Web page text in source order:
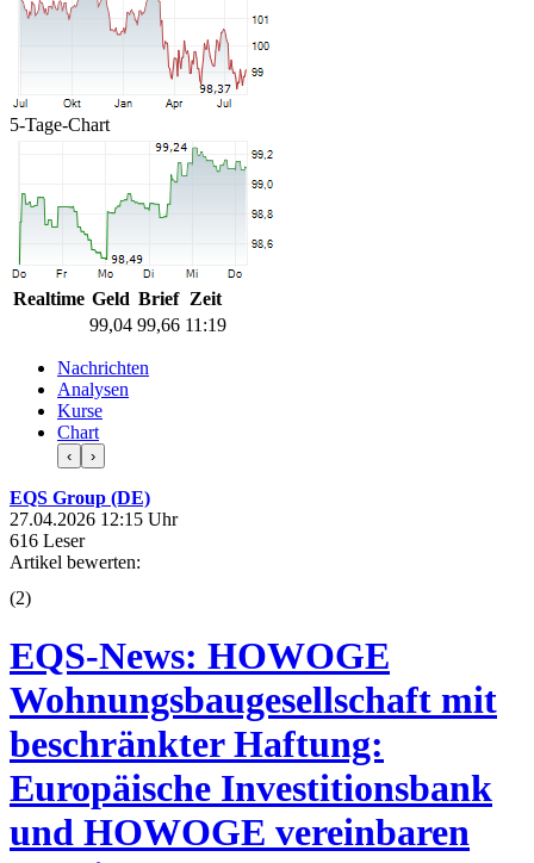
5-Tage-Chart
Realtime Geld Brief Zeit
99,04 99,66 11:19
Nachrichten
Analysen
Kurse
Chart
‹ ›
EQS Group (DE)
27.04.2026 12:15 Uhr
616 Leser
Artikel bewerten:
(2)
EQS-News: HOWOGE
Wohnungsbaugesellschaft mit
beschränkter Haftung:
Europäische Investitionsbank
und HOWOGE vereinbaren